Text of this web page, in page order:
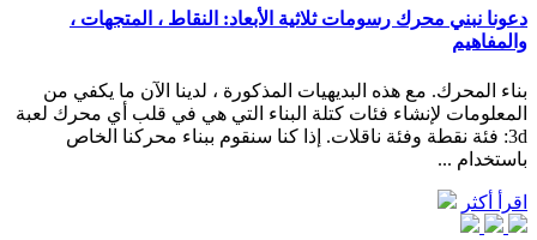
دعونا نبني محرك رسومات ثلاثية الأبعاد: النقاط ، المتجهات ،
والمفاهيم
بناء المحرك. مع هذه البديهيات المذكورة ، لدينا الآن ما يكفي من
المعلومات لإنشاء فئات كتلة البناء التي هي في قلب أي محرك لعبة
3d: فئة نقطة وفئة ناقلات. إذا كنا سنقوم ببناء محركنا الخاص
باستخدام ...
اقرأ أكثر